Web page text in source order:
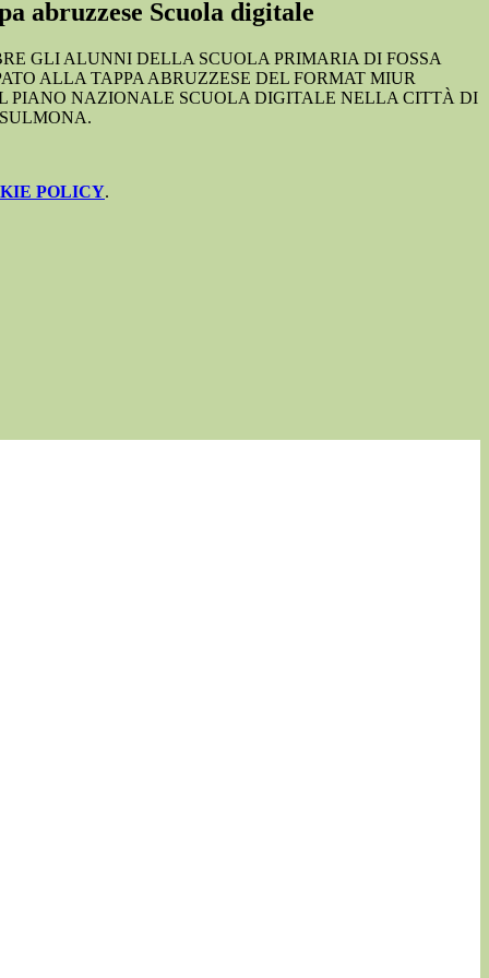
abruzzese Scuola digitale
GLI ALUNNI DELLA SCUOLA PRIMARIA DI FOSSA
ALLA TAPPA ABRUZZESE DEL FORMAT MIUR
PIANO NAZIONALE SCUOLA DIGITALE NELLA CITTÀ DI
POLICY.